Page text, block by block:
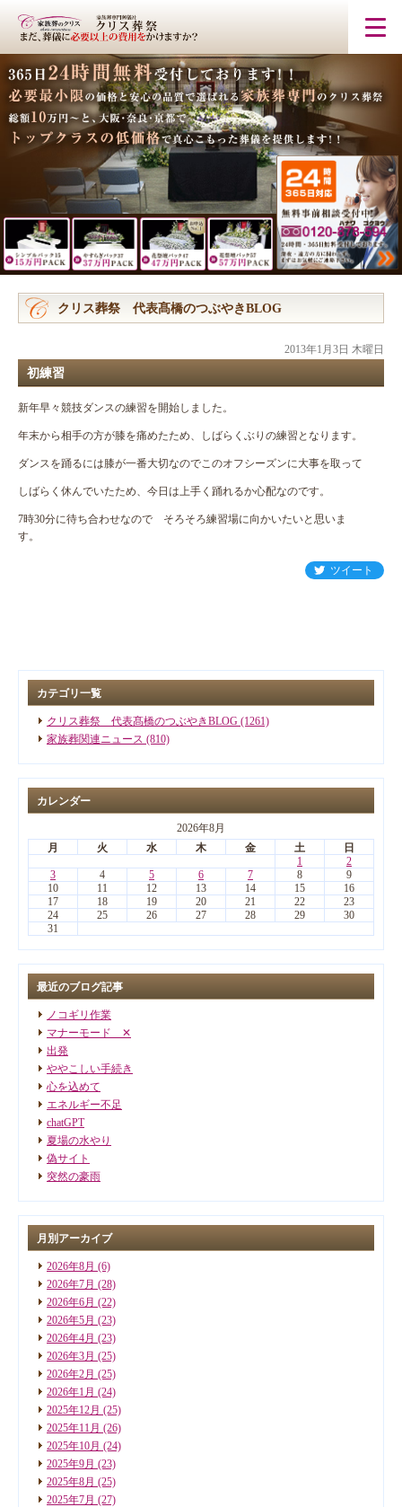
クリス葬祭 代表髙橋のつぶやきBLOG
2013年1月3日 木曜日
初練習
新年早々競技ダンスの練習を開始しました。
年末から相手の方が膝を痛めたため、しばらくぶりの練習となります。
ダンスを踊るには膝が一番大切なのでこのオフシーズンに大事を取って
しばらく休んでいたため、今日は上手く踊れるか心配なのです。
7時30分に待ち合わせなので そろそろ練習場に向かいたいと思いま
す。
ツイート
カテゴリ一覧
クリス葬祭 代表髙橋のつぶやきBLOG (1261)
家族葬関連ニュース (810)
カレンダー
2026年8月
月
火 水 木 金 土
日
1
2
3
4 5 6 7 8
9
10
11 12 13 14 15
16
17
18 19 20 21 22
23
24
25 26 27 28 29
30
31
最近のブログ記事
ノコギリ作業
マナーモード ✕
出発
ややこしい手続き
心を込めて
エネルギー不足
chatGPT
夏場の水やり
偽サイト
突然の豪雨
月別アーカイブ
2026年8月 (6)
2026年7月 (28)
2026年6月 (22)
2026年5月 (23)
2026年4月 (23)
2026年3月 (25)
2026年2月 (25)
2026年1月 (24)
2025年12月 (25)
2025年11月 (26)
2025年10月 (24)
2025年9月 (23)
2025年8月 (25)
2025年7月 (27)